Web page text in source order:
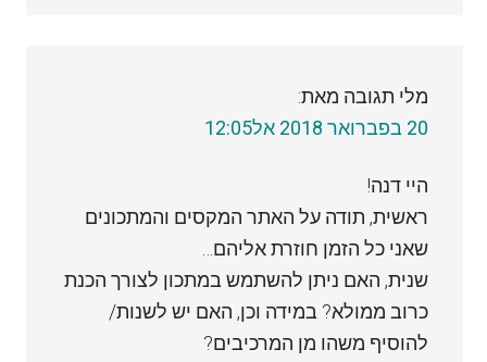
מלי תגובה מאת:
20 בפברואר 2018 אל12:05
היי דנה!
ראשית, תודה על האתר המקסים והמתכונים
שאני כל הזמן חוזרת אליהם…
שנית, האם ניתן להשתמש במתכון לצורך הכנת
כרוב ממולא? במידה וכן, האם יש לשנות/
להוסיף משהו מן המרכיבים?